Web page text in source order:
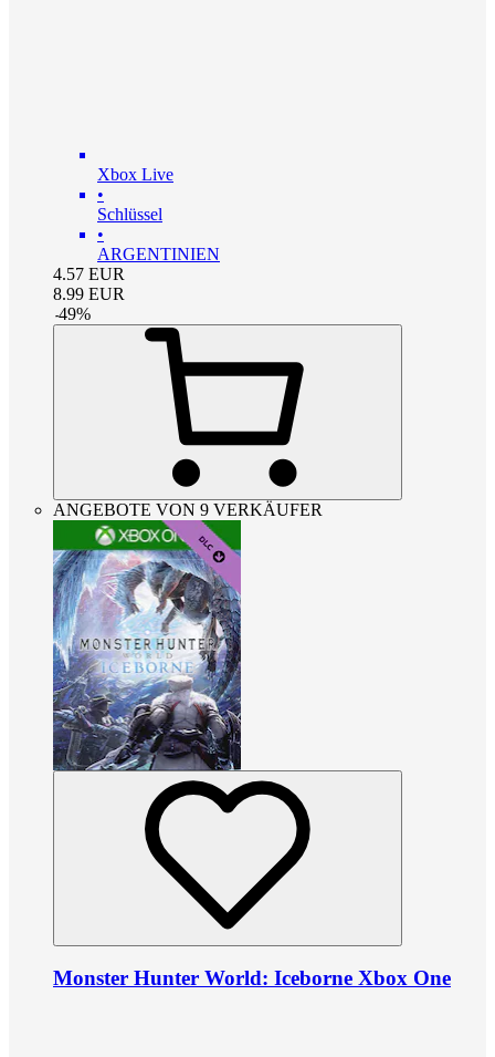
Xbox Live
•
Schlüssel
•
ARGENTINIEN
4.57 EUR
8.99 EUR
-49%
ANGEBOTE VON 9 VERKÄUFER
Monster Hunter World: Iceborne Xbox One